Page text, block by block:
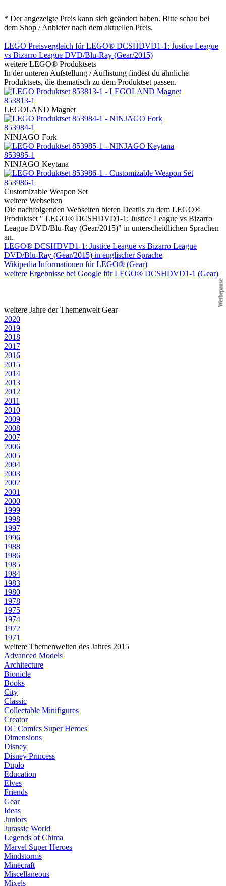
* Der angezeigte Preis kann sich geändert haben. Bitte schau bei
dem Shop / Anbieter nach dem aktuellen Preis.
LEGO Preisvergleich für LEGO® DCSHDVD1-1: Justice League
vs Bizarro League DVD/Blu-Ray (Gear/2015)
weitere LEGO® Produktsets
In der unteren Aufstellung / Auflistung findest du ähnliche
Produktsets, die thematisch zu dem Produktset passen.
853813-1
LEGOLAND Magnet
853984-1
NINJAGO Fork
853985-1
NINJAGO Keytana
853986-1
Customizable Weapon Set
weitere Webseiten
Die nachfolgenden Webseiten bieten Deatils zu dem LEGO®
Produktset " LEGO® DCSHDVD1-1: Justice League vs Bizarro
League DVD/Blu-Ray (Gear/2015)" in unterscheidlichen Sprachen
an.
LEGO® DCSHDVD1-1: Justice League vs Bizarro League
DVD/Blu-Ray (Gear/2015) in englischer Sprache
Wikipedia Informationen für LEGO® (Gear)
weitere Ergebnisse bei Google für LEGO® DCSHDVD1-1 (Gear)
Werbepause
weitere Jahre der Themenwelt Gear
2020
2019
2018
2017
2016
2015
2014
2013
2012
2011
2010
2009
2008
2007
2006
2005
2004
2003
2002
2001
2000
1999
1998
1997
1996
1988
1986
1985
1984
1983
1980
1978
1975
1974
1972
1971
weitere Themenwelten des Jahres 2015
Advanced Models
Architecture
Bionicle
Books
City
Classic
Collectable Minifigures
Creator
DC Comics Super Heroes
Dimensions
Disney
Disney Princess
Duplo
Education
Elves
Friends
Gear
Ideas
Juniors
Jurassic World
Legends of Chima
Marvel Super Heroes
Mindstorms
Minecraft
Miscellaneous
Mixels